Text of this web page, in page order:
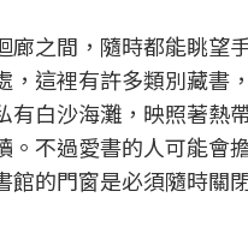
廊之間，隨時都能眺望
，這裡有許多類別藏書
有白沙海灘，映照著熱
。不過愛書的人可能會
館的門窗是必須隨時關